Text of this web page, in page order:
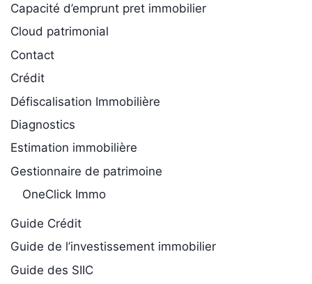
Capacité d’emprunt pret immobilier
Cloud patrimonial
Contact
Crédit
Défiscalisation Immobilière
Diagnostics
Estimation immobilière
Gestionnaire de patrimoine
OneClick Immo
Guide Crédit
Guide de l’investissement immobilier
Guide des SIIC